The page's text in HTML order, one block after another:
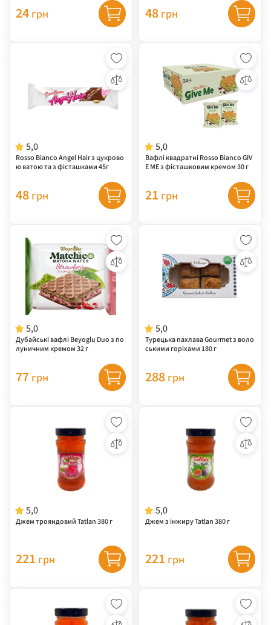
24 грн 48 грн
5,0
Rossо Bianco Angel Hair з цукрово
ю ватою та з фісташками 45г
48 грн
5,0
Вафлі квадратні Rosso Bianco GIV
E ME з фісташковим кремом 30 г
21 грн
5,0
Дубайські вафлі Beyoglu Duo з по
луничним кремом 32 г
77 грн
5,0
Турецька пахлава Gourmet з воло
ськими горіхами 180 г
288 грн
5,0
Джем трояндовий Tatlan 380 г
221 грн
5,0
Джем з інжиру Tatlan 380 г
221 грн